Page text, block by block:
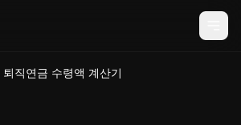
퇴직연금 수령액 계산기